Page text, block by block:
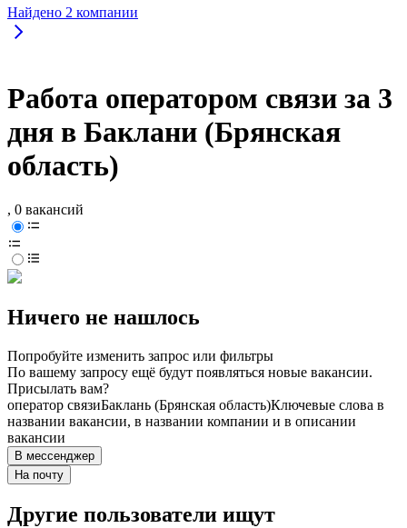
Найдено 2 компании
Работа оператором связи за 3
дня в Баклани (Брянская
область)
, 0 вакансий
Ничего не нашлось
Попробуйте изменить запрос или фильтры
По вашему запросу ещё будут появляться новые вакансии.
Присылать вам?
оператор связиБаклань (Брянская область)Ключевые слова в
названии вакансии, в названии компании и в описании
вакансии
В мессенджер
На почту
Другие пользователи ищут